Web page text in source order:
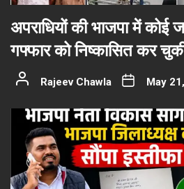
अपराधियों की भाजपा में कोई
गफ्फार को निष्कासित कर
Rajeev Chawla May